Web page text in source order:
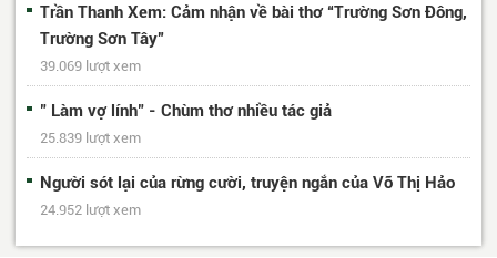
Trần Thanh Xem: Cảm nhận về bài thơ “Trường Sơn Đông,
Trường Sơn Tây”
39.069 lượt xem
" Làm vợ lính" - Chùm thơ nhiều tác giả
25.839 lượt xem
Người sót lại của rừng cười, truyện ngắn của Võ Thị Hảo
24.952 lượt xem